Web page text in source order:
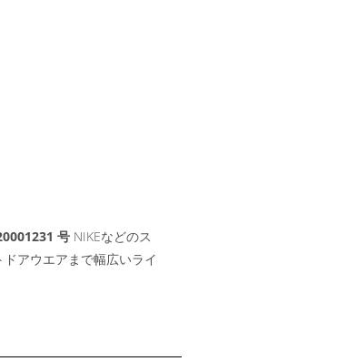
号 NIKEなどのス
アウエアまで幅広いライ